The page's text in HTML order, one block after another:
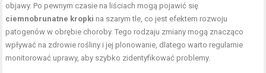
objawy. Po pewnym czasie na liściach mogą pojawić się
ciemnobrunatne kropki na szarym tle, co jest efektem rozwoju
patogenów w obrębie choroby. Tego rodzaju zmiany mogą znacząco
wpływać na zdrowie rośliny i jej plonowanie, dlatego warto regularnie
monitorować uprawy, aby szybko zidentyfikować problemy.